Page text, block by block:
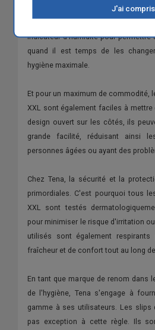
frais et hygiénique tout en restant
indicateur d'humidité pour permettre
quand il est temps de les
hygiène maximale.
Et pour un maximum de commodité,
XXL sont également faciles à mettre
design ouvert sur les côtés, ils
grande facilité, réduisant ainsi
personnes âgées ou ayant des
Chez Tena, la sécurité et la
primordiales. C'est pourquoi tous
XXL sont testés
pour minimiser le risque d'irritation
utilisés sont également
fraîcheur et de confort tout au long
En tant que marque de renom dans
de l'hygiène, Tena s'engage à
gamme à ses utilisateurs. Les slips
pas exception à cette règle. Ils
J'ai compris